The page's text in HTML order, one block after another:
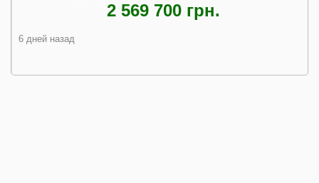
2 569 700 грн.
6 дней назад